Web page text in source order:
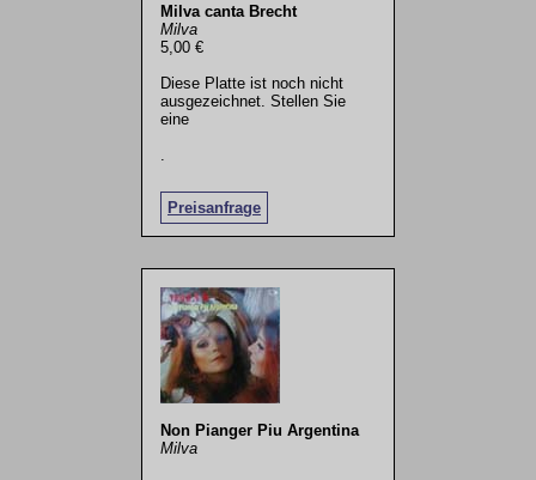
Milva canta Brecht
Milva
5,00 €
Diese Platte ist noch nicht
ausgezeichnet. Stellen Sie
eine
Preisanfrage
Non Pianger Piu Argentina
Milva